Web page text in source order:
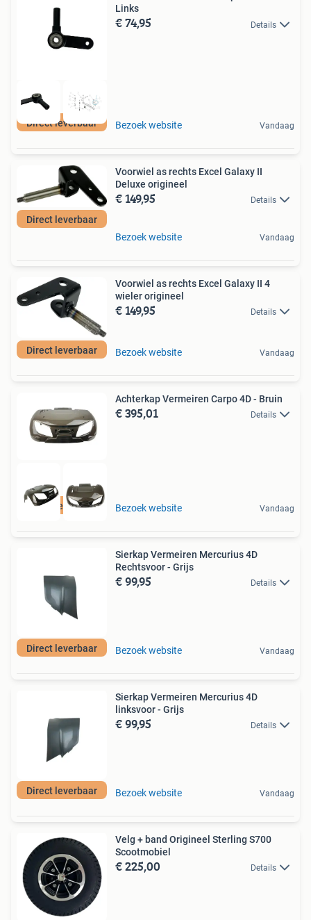
Direct leverbaar
Links
€ 74,95 Details
Bezoek website Vandaag
Direct leverbaar
Voorwiel as rechts Excel Galaxy II
Deluxe origineel
€ 149,95 Details
Bezoek website Vandaag
Direct leverbaar
Voorwiel as rechts Excel Galaxy II 4
wieler origineel
€ 149,95 Details
Bezoek website Vandaag
Direct leverbaar
Achterkap Vermeiren Carpo 4D - Bruin
€ 395,01 Details
Bezoek website Vandaag
Direct leverbaar
Sierkap Vermeiren Mercurius 4D
Rechtsvoor - Grijs
€ 99,95 Details
Bezoek website Vandaag
Direct leverbaar
Sierkap Vermeiren Mercurius 4D
linksvoor - Grijs
€ 99,95 Details
Bezoek website Vandaag
Velg + band Origineel Sterling S700
Scootmobiel
€ 225,00 Details